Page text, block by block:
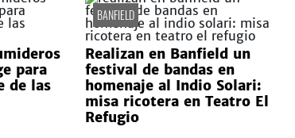
para
de las
BANFIELD
Realizan en Banfield un
festival de bandas en
homenaje al Indio Solari:
misa ricotera en Teatro El
Refugio